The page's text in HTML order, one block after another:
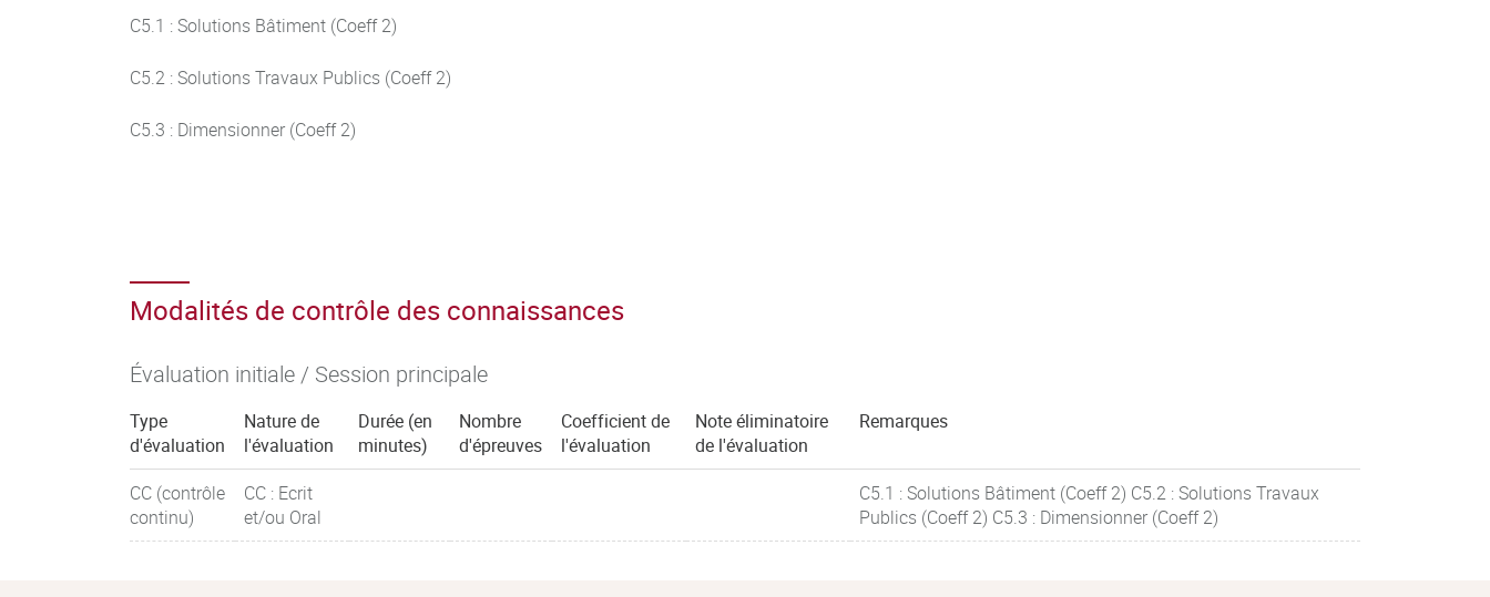
C5.1 : Solutions Bâtiment (Coeff 2)
C5.2 : Solutions Travaux Publics (Coeff 2)
C5.3 : Dimensionner (Coeff 2)
Modalités de contrôle des connaissances
Évaluation initiale / Session principale
Type
d'évaluation
Nature de
l'évaluation
Durée (en
minutes)
Nombre
d'épreuves
Coefficient de
l'évaluation
Note éliminatoire
de l'évaluation
Remarques
CC (contrôle
continu)
CC : Ecrit
et/ou Oral
C5.1 : Solutions Bâtiment (Coeff 2) C5.2 : Solutions Travaux
Publics (Coeff 2) C5.3 : Dimensionner (Coeff 2)